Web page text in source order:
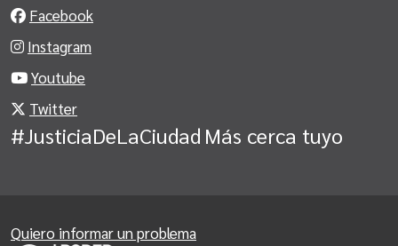
Facebook
Instagram
Youtube
Twitter
#JusticiaDeLaCiudad Más cerca tuyo
Quiero informar un problema